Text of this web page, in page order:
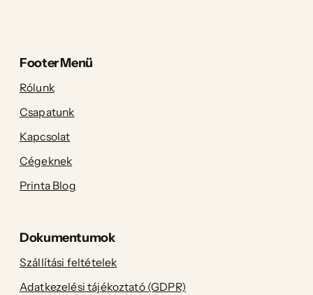
Footer Menü
Rólunk
Csapatunk
Kapcsolat
Cégeknek
Printa Blog
Dokumentumok
Szállítási feltételek
Adatkezelési tájékoztató (GDPR)